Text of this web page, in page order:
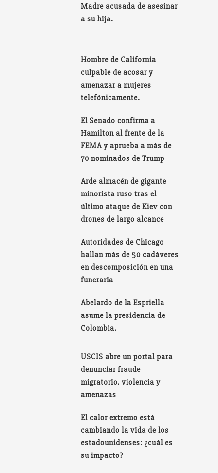
Madre acusada de asesinar
a su hija.
Hombre de California
culpable de acosar y
amenazar a mujeres
telefónicamente.
El Senado confirma a
Hamilton al frente de la
FEMA y aprueba a más de
70 nominados de Trump
Arde almacén de gigante
minorista ruso tras el
último ataque de Kiev con
drones de largo alcance
Autoridades de Chicago
hallan más de 50 cadáveres
en descomposición en una
funeraria
Abelardo de la Espriella
asume la presidencia de
Colombia.
USCIS abre un portal para
denunciar fraude
migratorio, violencia y
amenazas
El calor extremo está
cambiando la vida de los
estadounidenses: ¿cuál es
su impacto?